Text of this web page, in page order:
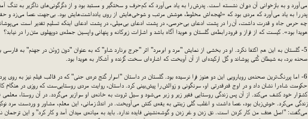
می‌آورد و به بازخوانی آن دوران نشسته است. پدرش را به یاد می‌آورد كه كم‌حرف و سختگیر و مستبد بود و از دگرگونی‌های ناگزیر به تنگ
پدر را به یاد می‌آورد كه مردی بود كه «لهجه‌اش مخلوط، هوشش مرتب و شوخی‌هایش از روی یادداشت‌هایش بود. بی‌جهت عصا می‌زد و
چه حرص جاه و قدرت داشت، آن را در پشت ادعای بی‌حرصی، در پشت ادعای بی‌میلی، در پشت ادعای اینكه تسلیم تقدیر است
هویدا بود». كیست كه از فراز و فرود رابطه‌ی گلستان و هویدا آگاه باشد و اشارات زیركانه و پنهانی واپسین جمله‌ی دوپهلوی متن را در نیابد؟
5- گلستان به این هم اكتفا نكرد. او در بخشی از نمایش "مرد و ابرمرد" اثر "جرج برنارد شاو" كه به عنوان "دون ژوئن در جهنم" به فارسی
صحنه برد، به شیطان كُتی پوشاند و گل اركیده‌ای از آن آویخت كه اشاره‌ای سخت گزنده و آشكار به هویدا بود.
6- اما پررنگ‌ترین صحنه‌ی رویارویی این دو هنوز فرا نرسیده بود. گلستان در داستان "اسرار گنج دره‌ی جنی" كه در قالب فیلم نیز به روی
حكومت شاه را نشان داد و در اوج قدرقدرتی او، سرنگونی و زوالش را پیش‌بینی كرد. داستان، روایت مردی روستایی‌ست كه روزی در هنگام
كشتزار خود كشف می‌كند. از آن پس زندگی روستایی فقیر زیر و زبر می‌شود و سیل ثروت به خانه‌ی او سرازیر می‌گردد. در آن روستا،‌ معلمی
زندگی می‌كرد. خوش‌زبان بود، عصا داشت و اغلب گلی زینتی به یقه‌ی كتش می‌آویخت. در اندك زمانی، این معلم، مشاور و وردست مرد
می‌گفت: "اصل هدف من كار كردن است. نق زدن و غر زدن و گوشه‌نشینی فایده ندارد. باید به میانه‌ی میدان آمد و كار كرد" و این ترجمان